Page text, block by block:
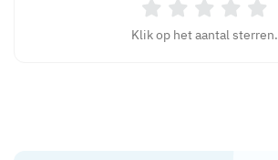
Klik op het aantal sterren.